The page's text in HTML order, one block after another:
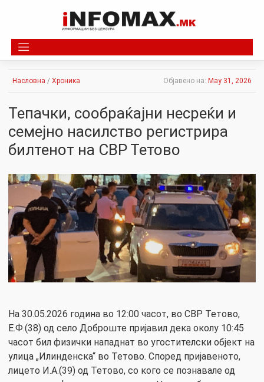
Насловна / Хроника Објавено на: May 31, 2026
Тепачки, сообраќајни несреќи и
семејно насилство регистрира
билтенот на СВР Тетово
На 30.05.2026 година во 12:00 часот, во СВР Тетово,
Е.Ф.(38) од село Доброште пријавил дека околу 10:45
часот бил физички нападнат во угостителски објект на
улица „Илинденска“ во Тетово. Според пријавеното,
лицето И.А.(39) од Тетово, со кого се познавале од